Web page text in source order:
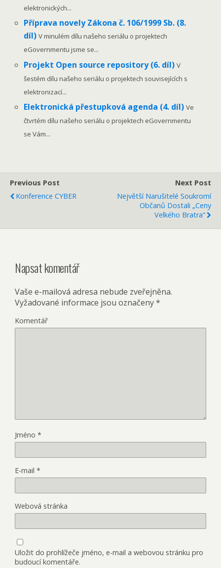
elektronických...
Příprava novely Zákona č. 106/1999 Sb. (8.
díl)V minulém dílu našeho seriálu o projektech
eGovernmentu jsme se...
Projekt Open source repository (6. díl)V
šestém dílu našeho seriálu o projektech souvisejících s
elektronizací...
Elektronická přestupková agenda (4. díl)Ve
čtvrtém dílu našeho seriálu o projektech eGovernmentu
se Vám...
Previous Post
Konference CYBER
Next Post
Největší Narušitelé Soukromí
Občanů Dostali „Ceny
Velkého Bratra“
Napsat komentář
Vaše e-mailová adresa nebude zveřejněna.
Vyžadované informace jsou označeny*
Komentář
Jméno *
E-mail *
Webová stránka
Uložit do prohlížeče jméno, e-mail a webovou stránku pro
budoucí komentáře.